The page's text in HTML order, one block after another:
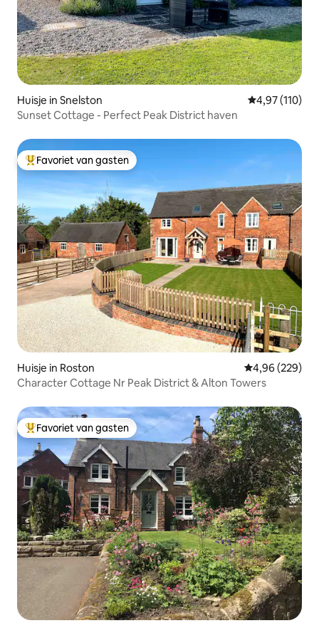
Huisje in Snelston Gemiddelde
4,97 (110)
Sunset Cottage - Perfect Peak District haven
Topfavoriet van gasten
Favoriet van gasten
Huisje in Roston Gemiddelde
4,96 (229)
Character Cottage Nr Peak District & Alton Towers
Topfavoriet van gasten
Favoriet van gasten